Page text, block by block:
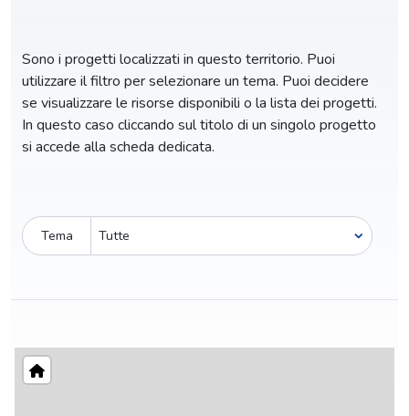
Sono i progetti localizzati in questo territorio. Puoi
utilizzare il filtro per selezionare un tema. Puoi decidere
se visualizzare le risorse disponibili o la lista dei progetti.
In questo caso cliccando sul titolo di un singolo progetto
si accede alla scheda dedicata.
Tema